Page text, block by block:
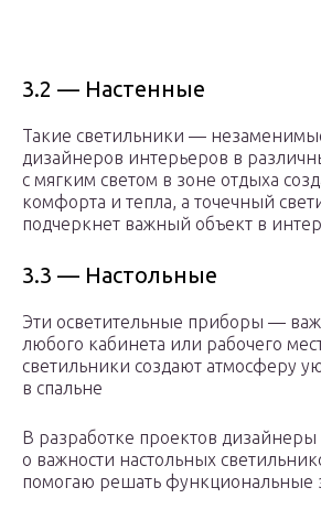
3.2 — Настенные
Такие светильники —
дизайнеров интерьеров в
с мягким светом в зоне отдыха
комфорта и тепла, а точечный
подчеркнет важный объект в
3.3 — Настольные
Эти осветительные приборы —
любого кабинета или рабочего
светильники создают атмосферу
в спальне
В разработке проектов дизайнеры
о важности настольных
помогаю решать функциональные